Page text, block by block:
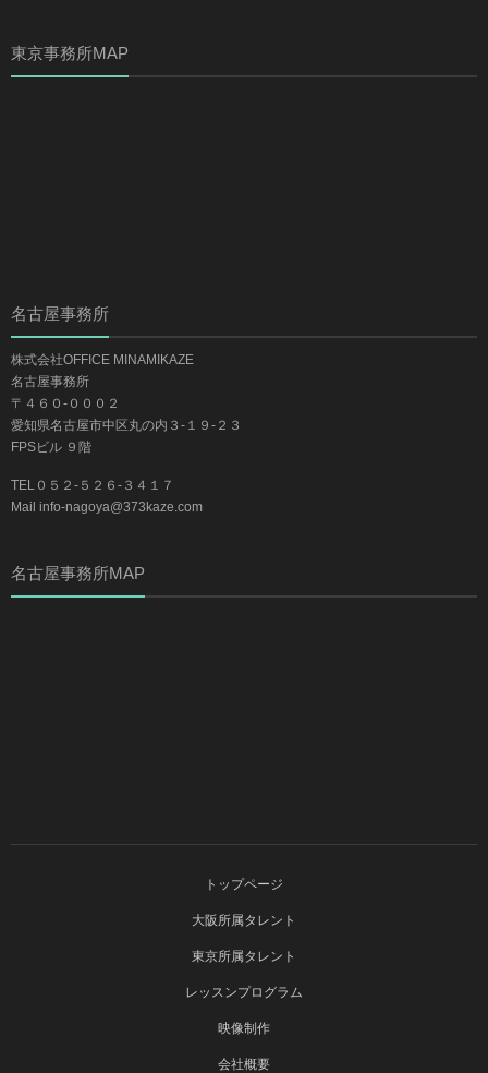
東京事務所MAP
名古屋事務所
株式会社OFFICE MINAMIKAZE
名古屋事務所
〒４６０-０００２
愛知県名古屋市中区丸の内３-１９-２３
FPSビル ９階
TEL０５２-５２６-３４１７
Mail info-nagoya@373kaze.com
名古屋事務所MAP
トップページ
大阪所属タレント
東京所属タレント
レッスンプログラム
映像制作
会社概要